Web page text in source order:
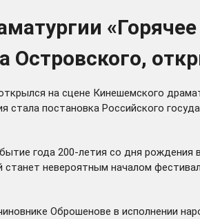
«Горячее
на сцене Кинешемского
постановка Российского
года 200-летия со дня рождения
невероятным началом
Оброшенове в исполнении